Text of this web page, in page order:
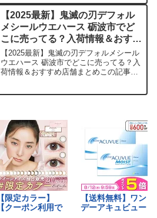
に紹介します。通販サイト価格例在庫状
況備考Rakuten...
【2025最新】鬼滅の刃デフォル
メシールウエハース 砺波市でど
こに売ってる？入荷情報＆おすす
め店舗まとめ
【2025最新】鬼滅の刃デフォルメシール
ウエハース 砺波市でどこに売ってる？入
荷情報＆おすすめ店舗まとめこの記事で